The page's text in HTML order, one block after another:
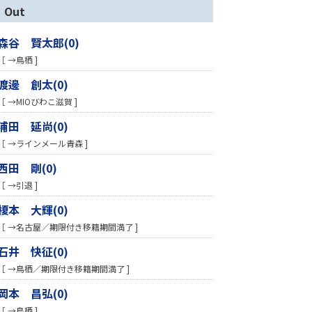
Out
谷 賢太郎(0)
→鳥栖 ]
邊 創太(0)
→MIOびわこ滋賀 ]
田 延尚(0)
→ラインメール青森 ]
田 剛(0)
→引退 ]
本 大輝(0)
→名古屋／期限付き移籍期間満了 ]
井 快征(0)
→鳥栖／期限付き移籍期間満了 ]
本 昌弘(0)